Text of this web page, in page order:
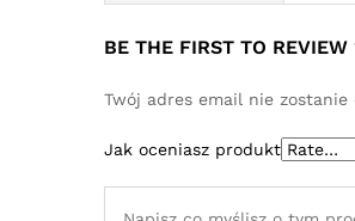
BE THE FIRST TO
Twój adres email nie zostanie
Jak oceniasz produkt